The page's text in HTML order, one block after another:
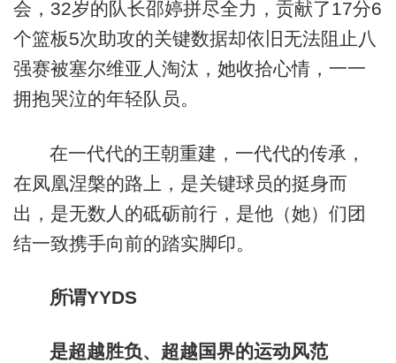
会，32岁的队长邵婷拼尽全力，贡献了17分6
个篮板5次助攻的关键数据却依旧无法阻止八
强赛被塞尔维亚人淘汰，她收拾心情，一一
拥抱哭泣的年轻队员。
在一代代的王朝重建，一代代的传承，
在凤凰涅槃的路上，是关键球员的挺身而
出，是无数人的砥砺前行，是他（她）们团
结一致携手向前的踏实脚印。
所谓YYDS
是超越胜负、超越国界的运动风范